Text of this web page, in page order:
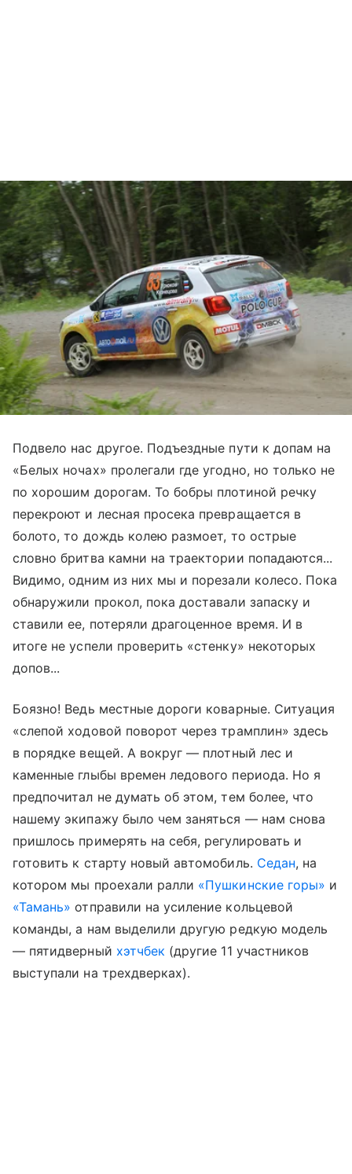
Подвело нас другое. Подъездные пути к допам на
«Белых ночах» пролегали где угодно, но только не
по хорошим дорогам. То бобры плотиной речку
перекроют и лесная просека превращается в
болото, то дождь колею размоет, то острые
словно бритва камни на траектории попадаются...
Видимо, одним из них мы и порезали колесо. Пока
обнаружили прокол, пока доставали запаску и
ставили ее, потеряли драгоценное время. И в
итоге не успели проверить «стенку» некоторых
допов...
Боязно! Ведь местные дороги коварные. Ситуация
«слепой ходовой поворот через трамплин» здесь
в порядке вещей. А вокруг — плотный лес и
каменные глыбы времен ледового периода. Но я
предпочитал не думать об этом, тем более, что
нашему экипажу было чем заняться — нам снова
пришлось примерять на себя, регулировать и
готовить к старту новый автомобиль. Седан, на
котором мы проехали ралли «Пушкинские горы» и
«Тамань» отправили на усиление кольцевой
команды, а нам выделили другую редкую модель
— пятидверный хэтчбек (другие 11 участников
выступали на трехдверках).